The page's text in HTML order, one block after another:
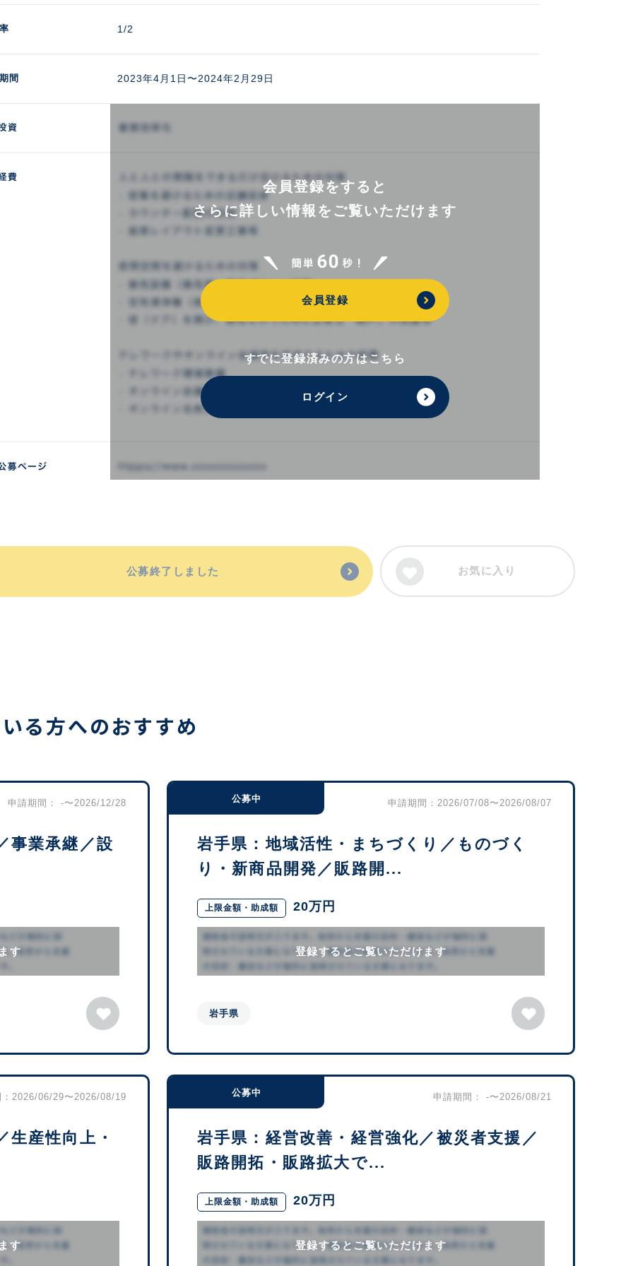
1/2
間 2023年4月1日〜2024年2月29日
会員登録をすると
さらに詳しい情報を ご覧いただけます
会員登録
すでに登録済みの方はこちら
ログイン
公募終了しました お気に入り
る方へのおすすめ
申請期間： -〜2026/12/28
事業承継／設
す
公募中 申請期間：2026/07/08〜2026/08/07
岩手県：地域活性・まちづくり／ものづく
り・新商品開発／販路開...
上限金額・助成額 20万円
登録するとご覧いただけます
岩手県
：2026/06/29〜2026/08/19
生産性向上・
す
公募中 申請期間： -〜2026/08/21
岩手県：経営改善・経営強化／被災者支援／
販路開拓・販路拡大で...
上限金額・助成額 20万円
登録するとご覧いただけます